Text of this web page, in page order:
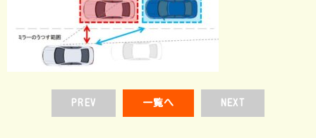
PREV 一覧へ NEXT